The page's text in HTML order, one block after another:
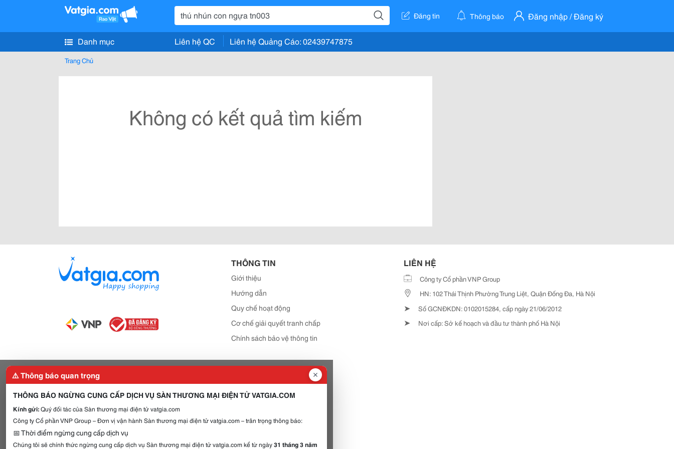
Đăng tin Thông báo Đăng nhập / Đăng ký
Danh mục Liên hệ QC Liên hệ Quảng Cáo: 02439747875
Trang Chủ
Không có kết quả tìm kiếm
THÔNG TIN
Giới thiệu
Hướng dẫn
Quy chế hoạt động
Cơ chế giải quyết tranh chấp
Chính sách bảo vệ thông tin
LIÊN HỆ
Công ty Cổ phần VNP Group
HN: 102 Thái Thịnh Phường Trung Liệt, Quận Đống Đa, Hà Nội
➤ Số GCNĐKDN: 0102015284, cấp ngày 21/06/2012
➤ Nơi cấp: Sở kế hoạch và đầu tư thành phố Hà Nội
⚠️ Thông báo quan trọng
THÔNG BÁO NGỪNG CUNG CẤP DỊCH VỤ SÀN THƯƠNG MẠI ĐIỆN TỬ VATGIA.COM
Kính gửi:Quý đối tác của Sàn thương mại điện tử vatgia.com
Công ty Cổ phần VNP Group – Đơn vị vận hành Sàn thương mại điện tử vatgia.com – trân trọng thông báo:
📅 Thời điểm ngừng cung cấp dịch vụ
Chúng tôi sẽ chính thức ngừng cung cấp dịch vụ Sàn thương mại điện tử vatgia.com kể từ ngày31 tháng 3 năm